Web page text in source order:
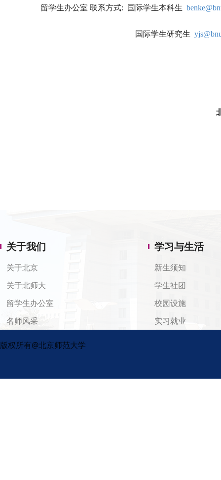
留学生办公室 联系方式: 国际学生本科生 benke
国际学生研究生
关于我们
关于北京
关于北师大
留学生办公室
名师风采
学习与生活
新生须知
学生社团
校园设施
实习就业
版权所有@北京师范大学